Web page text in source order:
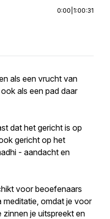
0:00 1:00:31
als een vrucht van
als een pad daar
dat het gericht is op
gericht op het
- aandacht en
voor beoefenaars
omdat je voor
je uitspreekt en